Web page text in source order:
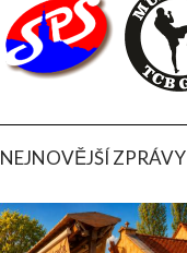
NEJNOVĚJŠÍ ZPRÁVY